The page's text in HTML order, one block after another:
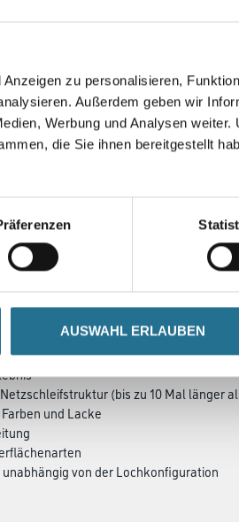
zu personalisieren,
Außerdem geben wir
Werbung und Analysen
die Sie ihnen bereitgestellt
AUSWAHL ERLAUBEN
Durchmesser
GEFAHRENHINWEISE
(bis zu 10 Mal länger
und Lacke
von der Lochkonfiguration